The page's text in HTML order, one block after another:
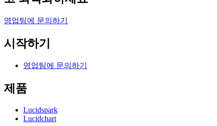
영업팀에 문의하기
시작하기
영업팀에 문의하기
제품
Lucidspark
Lucidchart